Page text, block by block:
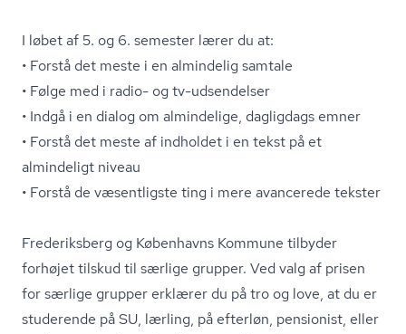
I løbet af 5. og 6. semester lærer du at:
• Forstå det meste i en almindelig samtale
• Følge med i radio- og tv-udsendelser
• Indgå i en dialog om almindelige, dagligdags emner
• Forstå det meste af indholdet i en tekst på et
almindeligt niveau
• Forstå de væsentligste ting i mere avancerede tekster
Frederiksberg og Københavns Kommune tilbyder
forhøjet tilskud til særlige grupper. Ved valg af prisen
for særlige grupper erklærer du på tro og love, at du er
studerende på SU, lærling, på efterløn, pensionist, eller